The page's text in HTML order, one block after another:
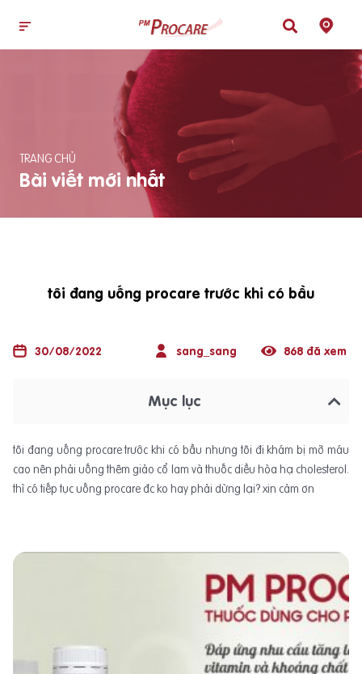
TRANG CHỦ
Bài viết mới nhất
tôi đang uống procare trước khi có bầu
30/08/2022 sang_sang 868 đã xem
Mục lục
tôi đang uống procare trước khi có bầu nhưng tôi đi khám bị mỡ máu
cao nên phải uống thêm giảo cổ lam và thuốc diều hòa hạ cholesterol.
thì có tiếp tục uống procare đc ko hay phải dừng lại? xin cảm ơn